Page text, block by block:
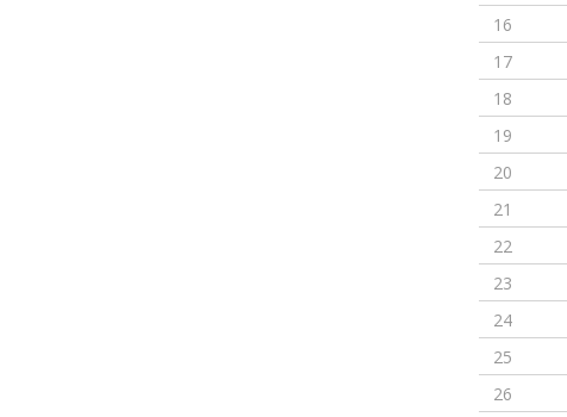
16
17
18
19
20
21
22
23
24
25
26